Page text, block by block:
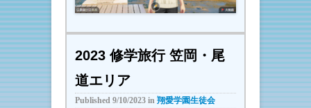
2023 修学旅行 笠岡・尾
道エリア
Published 9/10/2023 in 翔愛学園生徒会